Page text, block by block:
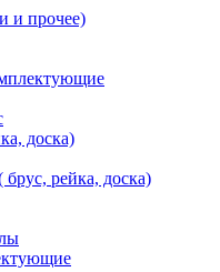
и прочее)
доска)
рейка, доска)